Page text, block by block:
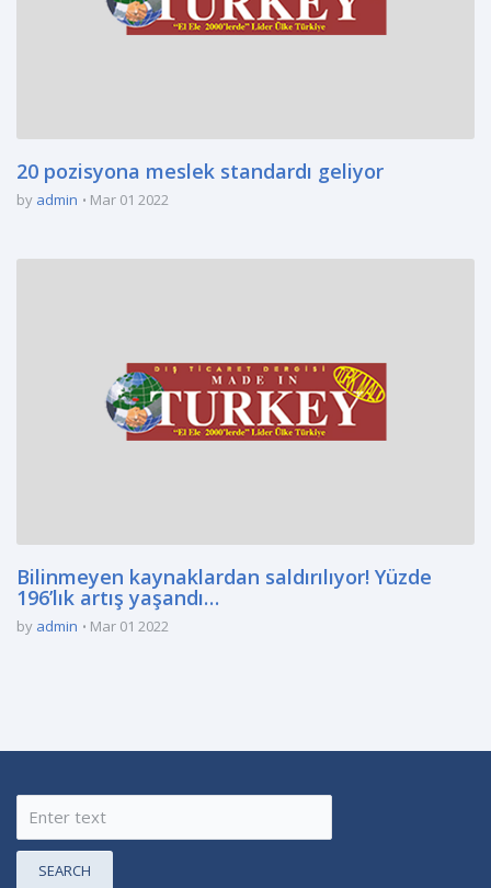
20 pozisyona meslek standardı geliyor
by admin Mar 01 2022
Bilinmeyen kaynaklardan saldırılıyor! Yüzde
196’lık artış yaşandı…
by admin Mar 01 2022
SEARCH